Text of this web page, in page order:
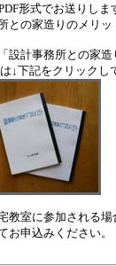
形式でお送りしま
との家造りのメリ
設計事務所との家造
↓下記をクリックし
教室に参加される場
お申込みください。